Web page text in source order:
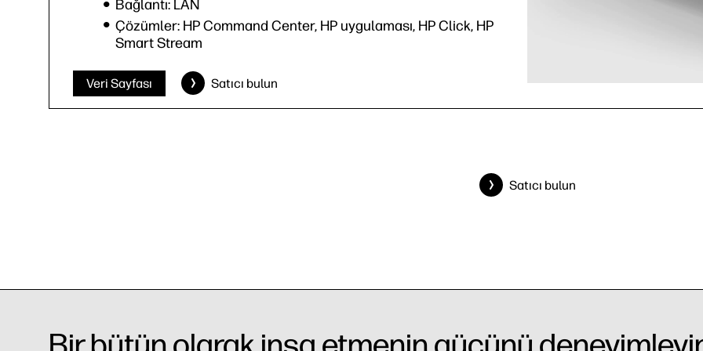
Bağlantı: LAN
Çözümler: HP Command Center, HP uygulaması, HP Click, HP
Smart Stream
Veri Sayfası Satıcı bulun
Satıcı bulun